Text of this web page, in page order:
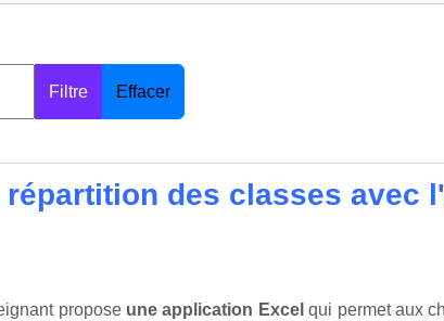
Filtre Effacer
répartition des classes avec
propose une application Excel qui permet aux